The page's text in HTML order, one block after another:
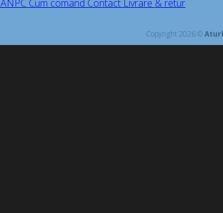
ANPC Cum comand Contact Livrare & retur
Copyright 2026 ©